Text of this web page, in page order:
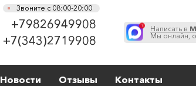
Звоните с 08:00-20:00
+79826949908
+7(343)2719908
Написать в
Мы онлайн,
Новости Отзывы Контакты